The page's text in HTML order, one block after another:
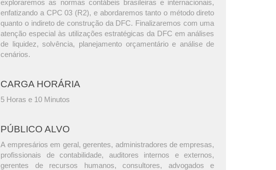
exploraremos as normas contábeis brasileiras e internacionais,
enfatizando a CPC 03 (R2), e abordaremos tanto o método direto
quanto o indireto de construção da DFC. Finalizaremos com uma
atenção especial às utilizações estratégicas da DFC em análises
de liquidez, solvência, planejamento orçamentário e análise de
cenários.
CARGA HORÁRIA
5 Horas e 10 Minutos
PÚBLICO ALVO
A empresários em geral, gerentes, administradores de empresas,
profissionais de contabilidade, auditores internos e externos,
gerentes de recursos humanos, consultores, advogados e